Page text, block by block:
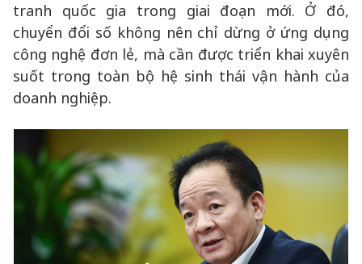
tranh quốc gia trong giai đoạn mới. Ở đó,
chuyển đổi số không nên chỉ dừng ở ứng dụng
công nghệ đơn lẻ, mà cần được triển khai xuyên
suốt trong toàn bộ hệ sinh thái vận hành của
doanh nghiệp.